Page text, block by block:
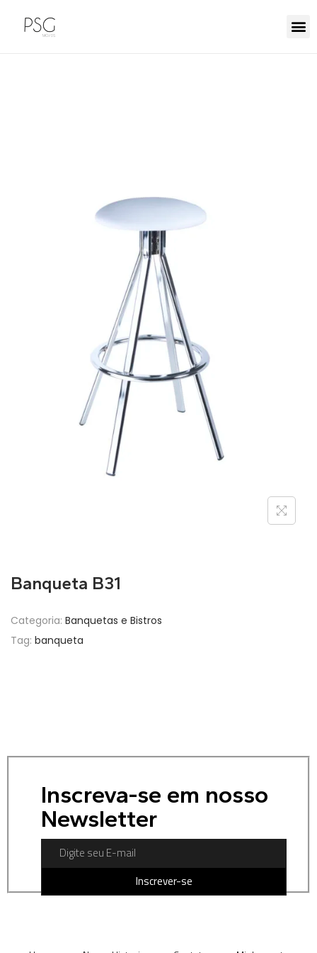
Banqueta B31
Categoria: Banquetas e Bistros
Tag: banqueta
Inscreva-se em nosso
Newsletter
Inscrever-se